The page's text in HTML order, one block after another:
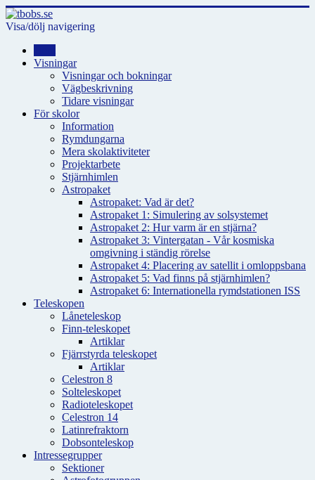
Visa/dölj navigering
Visningar
Visningar och bokningar
Vägbeskrivning
Tidare visningar
För skolor
Information
Rymdungarna
Mera skolaktiviteter
Projektarbete
Stjärnhimlen
Astropaket
Astropaket: Vad är det?
Astropaket 1: Simulering av solsystemet
Astropaket 2: Hur varm är en stjärna?
Astropaket 3: Vintergatan - Vår kosmiska
omgivning i ständig rörelse
Astropaket 4: Placering av satellit i omloppsbana
Astropaket 5: Vad finns på stjärnhimlen?
Astropaket 6: Internationella rymdstationen ISS
Teleskopen
Låneteleskop
Finn-teleskopet
Artiklar
Fjärrstyrda teleskopet
Artiklar
Celestron 8
Solteleskopet
Radioteleskopet
Celestron 14
Latinrefraktorn
Dobsonteleskop
Intressegrupper
Sektioner